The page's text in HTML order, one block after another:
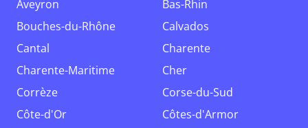
Aveyron
Bas-Rhin
Bouches-du-Rhône
Calvados
Cantal
Charente
Charente-Maritime
Cher
Corrèze
Corse-du-Sud
Côte-d'Or
Côtes-d'Armor